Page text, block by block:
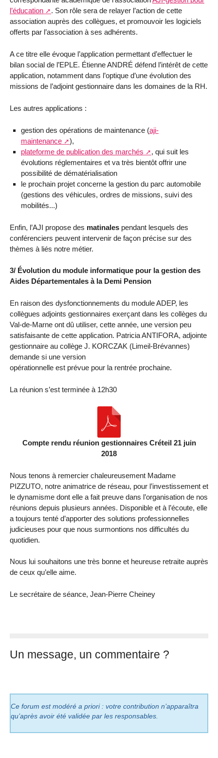
l’éducation
. Son rôle sera de relayer l’action de cette
association auprès des collègues, et promouvoir les logiciels
offerts par l’association à ses adhérents.
A ce titre elle évoque l’application permettant d’effectuer le
bilan social de l’EPLE. Étienne ANDRÉ défend l’intérêt de cette
application, notamment dans l’optique d’une évolution des
missions de l’adjoint gestionnaire dans les domaines de la RH.
Les autres applications :
gestion des opérations de maintenance (aji-
maintenance
),
plateforme de publication des marchés
, qui suit les
évolutions réglementaires et va très bientôt offrir une
possibilité de dématérialisation
le prochain projet concerne la gestion du parc automobile
(gestions des véhicules, ordres de missions, suivi des
mobilités...)
Enfin, l’AJI propose des matinales pendant lesquels des
conférenciers peuvent intervenir de façon précise sur des
thèmes à liés notre métier.
3/ Évolution du module informatique pour la gestion des
Aides Départementales à la Demi Pension
En raison des dysfonctionnements du module ADEP, les
collègues adjoints gestionnaires exerçant dans les collèges du
Val-de-Marne ont dû utiliser, cette année, une version peu
satisfaisante de cette application. Patricia ANTIFORA, adjointe
gestionnaire au collège J. KORCZAK (Limeil-Brévannes)
demande si une version
opérationnelle est prévue pour la rentrée prochaine.
La réunion s’est terminée à 12h30
Compte rendu réunion gestionnaires Créteil 21 juin
2018
Nous tenons à remercier chaleureusement Madame
PIZZUTO, notre animatrice de réseau, pour l’investissement et
le dynamisme dont elle a fait preuve dans l’organisation de nos
réunions depuis plusieurs années. Disponible et à l’écoute, elle
a toujours tenté d’apporter des solutions professionnelles
judicieuses pour que nous surmontions nos difficultés du
quotidien.
Nous lui souhaitons une très bonne et heureuse retraite auprès
de ceux qu’elle aime.
Le secrétaire de séance, Jean-Pierre Cheiney
Un message, un commentaire ?
Ce forum est modéré a priori : votre contribution n’apparaîtra
qu’après avoir été validée par les responsables.